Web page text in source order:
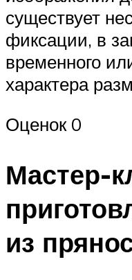
существует
фиксации, в
временного
характера
Оценок 0
Мастер-
из